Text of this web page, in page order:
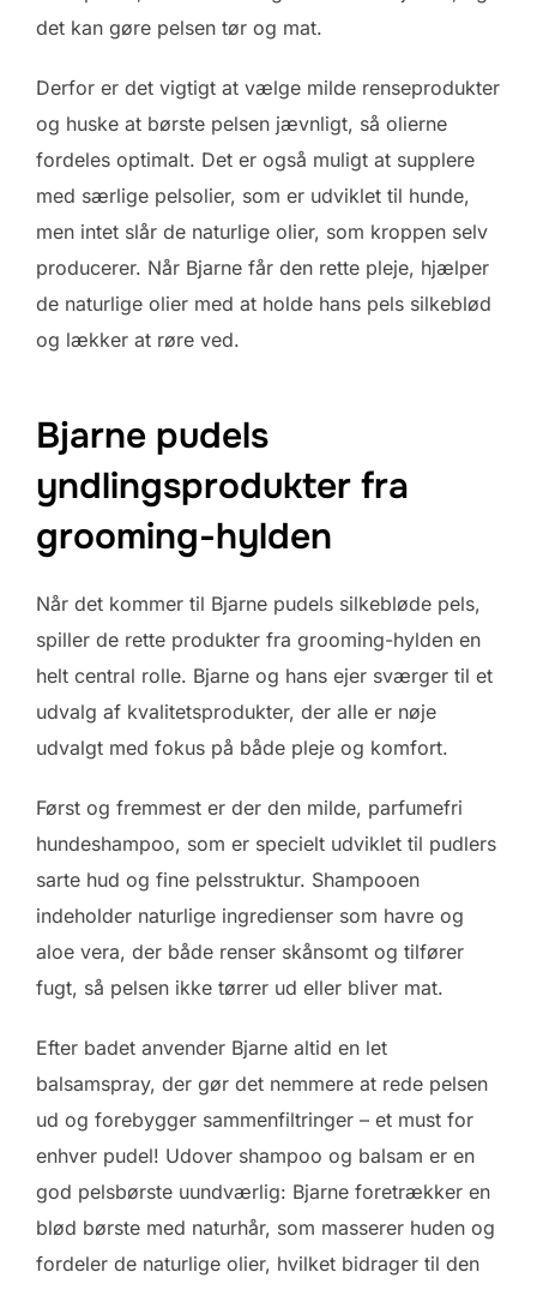
det kan gøre pelsen tør og mat.
Derfor er det vigtigt at vælge milde renseprodukter
og huske at børste pelsen jævnligt, så olierne
fordeles optimalt. Det er også muligt at supplere
med særlige pelsolier, som er udviklet til hunde,
men intet slår de naturlige olier, som kroppen selv
producerer. Når Bjarne får den rette pleje, hjælper
de naturlige olier med at holde hans pels silkeblød
og lækker at røre ved.
Bjarne pudels
yndlingsprodukter fra
grooming-hylden
Når det kommer til Bjarne pudels silkebløde pels,
spiller de rette produkter fra grooming-hylden en
helt central rolle. Bjarne og hans ejer sværger til et
udvalg af kvalitetsprodukter, der alle er nøje
udvalgt med fokus på både pleje og komfort.
Først og fremmest er der den milde, parfumefri
hundeshampoo, som er specielt udviklet til pudlers
sarte hud og fine pelsstruktur. Shampooen
indeholder naturlige ingredienser som havre og
aloe vera, der både renser skånsomt og tilfører
fugt, så pelsen ikke tørrer ud eller bliver mat.
Efter badet anvender Bjarne altid en let
balsamspray, der gør det nemmere at rede pelsen
ud og forebygger sammenfiltringer – et must for
enhver pudel! Udover shampoo og balsam er en
god pelsbørste uundværlig: Bjarne foretrækker en
blød børste med naturhår, som masserer huden og
fordeler de naturlige olier, hvilket bidrager til den